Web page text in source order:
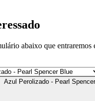
abaixo que entraremos
Azul Perolizado - Pearl